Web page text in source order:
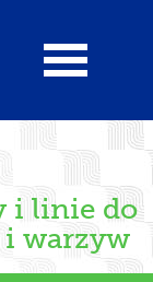
i linie do
warzyw